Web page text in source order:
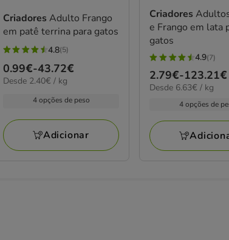
Criadores Adulto Frango
em patê terrina para gatos
4.8
estrelas
com
4.8(5)
Preço
de
43.72€
0.99€-43.72€
2.40€
Desde 2.40€ / kg
4 opções de peso
Adicionar
Criadores
e Frango em lata
gatos
4.9
estrelas
com
avaliações
4.9(7)
Preço
de
123.21€
2.79€-123.21€
6.63€
Desde 6.63€ / kg
4 opções de